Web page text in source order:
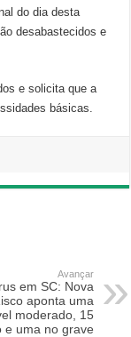
do dia desta
desabastecidos e
e solicita que a
básicas.
Avançar
em SC: Nova
aponta uma
moderado, 15
e uma no grave